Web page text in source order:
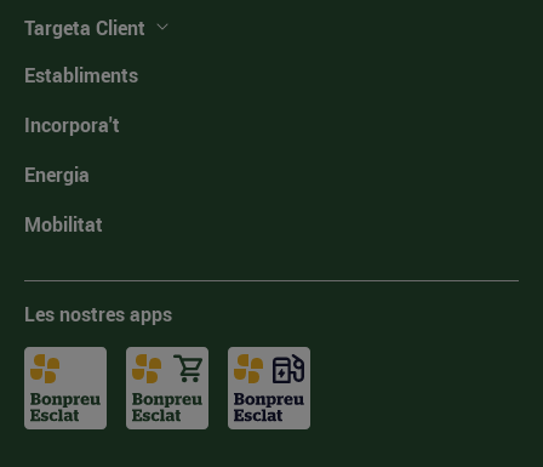
Targeta Client
Establiments
Incorpora't
Energia
Mobilitat
Les nostres apps